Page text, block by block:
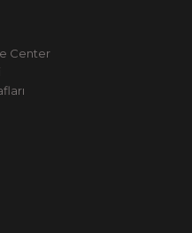
Center